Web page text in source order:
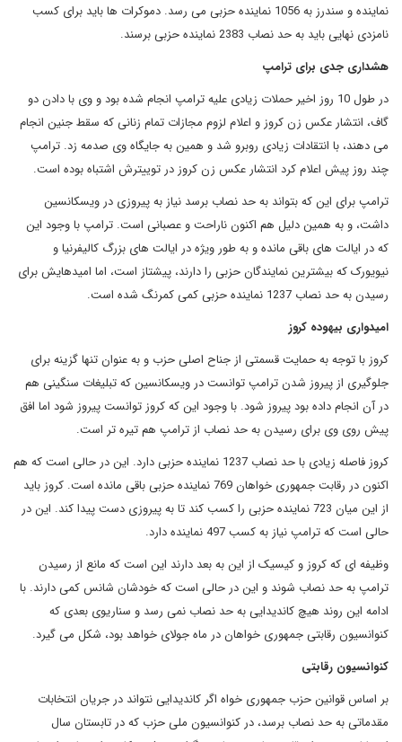
نماینده و سندرز به 1056 نماینده حزبی می رسد. دموکرات ها باید برای کسب
نامزدی نهایی باید به حد نصاب 2383 نماینده حزبی برسند.
هشداری جدی برای ترامپ
در طول 10 روز اخیر حملات زیادی علیه ترامپ انجام شده بود و وی با دادن دو
گاف، انتشار عکس زن کروز و اعلام لزوم مجازات تمام زنانی که سقط جنین انجام
می دهند، با انتقادات زیادی روبرو شد و همین به جایگاه وی صدمه زد. ترامپ
چند روز پیش اعلام کرد انتشار عکس زن کروز در توییترش اشتباه بوده است.
ترامپ برای این که بتواند به حد نصاب برسد نیاز به پیروزی در ویسکانسین
داشت، و به همین دلیل هم اکنون ناراحت و عصبانی است. ترامپ با وجود این
که در ایالت های باقی مانده و به طور ویژه در ایالت های بزرگ کالیفرنیا و
نیویورک که بیشترین نمایندگان حزبی را دارند، پیشتاز است، اما امیدهایش برای
رسیدن به حد نصاب 1237 نماینده حزبی کمی کمرنگ شده است.
امیدواری بیهوده کروز
کروز با توجه به حمایت قسمتی از جناح اصلی حزب و به عنوان تنها گزینه برای
جلوگیری از پیروز شدن ترامپ توانست در ویسکانسین که تبلیغات سنگینی هم
در آن انجام داده بود پیروز شود. با وجود این که کروز توانست پیروز شود اما افق
پیش روی وی برای رسیدن به حد نصاب از ترامپ هم تیره تر است.
کروز فاصله زیادی با حد نصاب 1237 نماینده حزبی دارد. این در حالی است که هم
اکنون در رقابت جمهوری خواهان 769 نماینده حزبی باقی مانده است. کروز باید
از این میان 723 نماینده حزبی را کسب کند تا به پیروزی دست پیدا کند. این در
حالی است که ترامپ نیاز به کسب 497 نماینده دارد.
وظیفه ای که کروز و کیسیک از این به بعد دارند این است که مانع از رسیدن
ترامپ به حد نصاب شوند و این در حالی است که خودشان شانس کمی دارند. با
ادامه این روند هیچ کاندیدایی به حد نصاب نمی رسد و سناریوی بعدی که
کنوانسیون رقابتی جمهوری خواهان در ماه جولای خواهد بود، شکل می گیرد.
کنوانسیون رقابتی
بر اساس قوانین حزب جمهوری خواه اگر کاندیدایی نتواند در جریان انتخابات
مقدماتی به حد نصاب برسد، در کنوانسیون ملی حزب که در تابستان سال